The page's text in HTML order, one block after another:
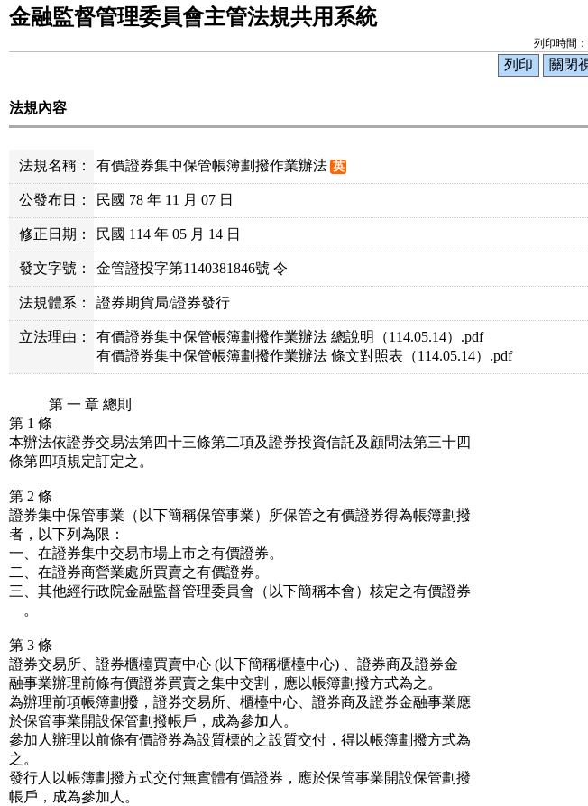
金融監督管理委員會主管法規共用系統
列印時間：
法規內容
法規名稱： 有價證券集中保管帳簿劃撥作業辦法 英
公發布日： 民國 78 年 11 月 07 日
修正日期： 民國 114 年 05 月 14 日
發文字號： 金管證投字第1140381846號 令
法規體系： 證券期貨局/證券發行
立法理由：
有價證券集中保管帳簿劃撥作業辦法 總說明（114.05.14）.pdf
有價證券集中保管帳簿劃撥作業辦法 條文對照表（114.05.14）.pdf
第 一 章 總則
第 1 條
本辦法依證券交易法第四十三條第二項及證券投資信託及顧問法第三十四
條第四項規定訂定之。
第 2 條
證券集中保管事業（以下簡稱保管事業）所保管之有價證券得為帳簿劃撥
者，以下列為限：
一、在證券集中交易市場上市之有價證券。
二、在證券商營業處所買賣之有價證券。
三、其他經行政院金融監督管理委員會（以下簡稱本會）核定之有價證券
。
第 3 條
證券交易所、證券櫃檯買賣中心 (以下簡稱櫃檯中心) 、證券商及證券金
融事業辦理前條有價證券買賣之集中交割，應以帳簿劃撥方式為之。
為辦理前項帳簿劃撥，證券交易所、櫃檯中心、證券商及證券金融事業應
於保管事業開設保管劃撥帳戶，成為參加人。
參加人辦理以前條有價證券為設質標的之設質交付，得以帳簿劃撥方式為
之。
發行人以帳簿劃撥方式交付無實體有價證券，應於保管事業開設保管劃撥
帳戶，成為參加人。